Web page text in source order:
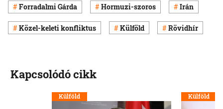
Forradalmi Gárda Hormuzi-szoros Irán
Közel-keleti konfliktus Külföld Rövidhír
Kapcsolódó cikk
Külföld Külföld